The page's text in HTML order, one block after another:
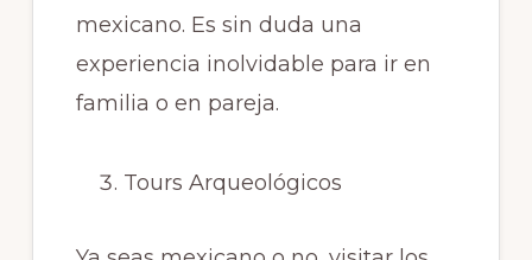
mexicano. Es sin duda una
experiencia inolvidable para ir en
familia o en pareja.
Tours Arqueológicos